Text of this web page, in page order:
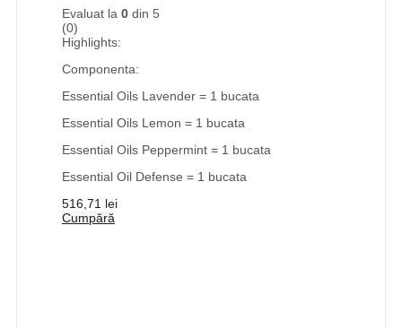
Evaluat la 0 din 5
(0)
Highlights:
Componenta:
Essential Oils Lavender = 1 bucata
Essential Oils Lemon = 1 bucata
Essential Oils Peppermint = 1 bucata
Essential Oil Defense = 1 bucata
516,71 lei
Cumpără